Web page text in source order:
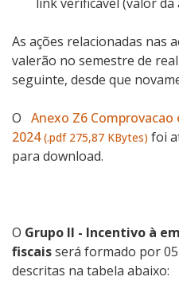
As ações relacionadas nas
valerão no semestre de
seguinte, desde que
O Anexo Z6 Comprovacao
2024 (.pdf 275,87 KBytes) foi
para download.
O Grupo II - Incentivo à
fiscaisserá formado por
descritas na tabela abaixo: